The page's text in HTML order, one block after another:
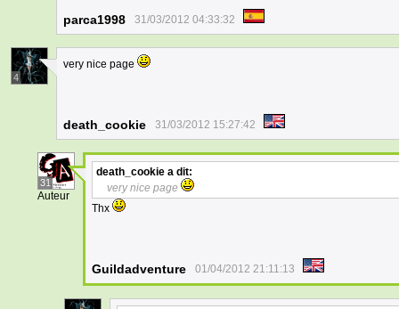
parca1998 31/03/2012 04:33:32
4
very nice page
death_cookie 31/03/2012 15:27:42
31
Auteur
death_cookie a dit:
very nice page
Thx
Guildadventure 01/04/2012 21:11:13